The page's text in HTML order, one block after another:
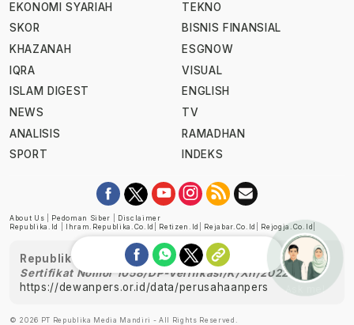
EKONOMI SYARIAH
SKOR
KHAZANAH
IQRA
ISLAM DIGEST
NEWS
ANALISIS
SPORT
TEKNO
BISNIS FINANSIAL
ESGNOW
VISUAL
ENGLISH
TV
RAMADHAN
INDEKS
About Us Pedoman Siber
Disclaimer
Republika.id
Ihram.republika.co.id Retizen.id Rejabar.co.id Rejogja.co.id
Republika telah diverifikasi oleh Dewan Pers
Sertifikat Nomor 1058/DP-Verifikasi/K/XII/2022
https://dewanpers.or.id/data/perusahaanpers
© 2026 PT Republika Media Mandiri - All Rights Reserved.
Ask me!